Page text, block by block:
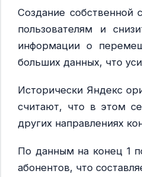
Создание собственной
пользователям и
информации о
больших данных, что
Исторически Яндекс
считают, что в этом
других направлениях
По данным на конец 1
абонентов, что